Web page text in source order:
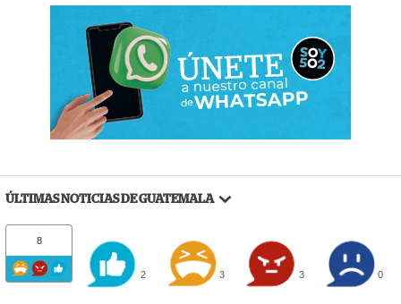
ÚLTIMAS NOTICIAS DE GUATEMALA
8
2 3 3 0